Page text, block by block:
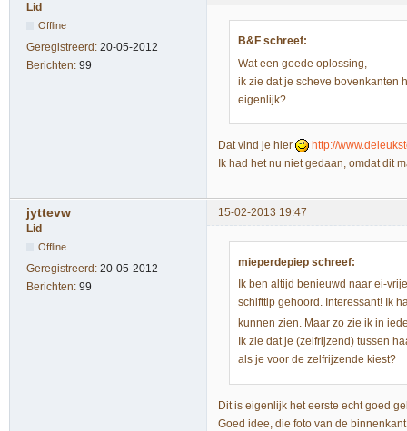
Lid
Offline
Geregistreerd: 20-05-2012
Berichten: 99
B&F schreef:
Wat een goede oplossing,
ik zie dat je scheve bovenkanten
eigenlijk?
Dat vind je hier
http://
Ik had het nu niet gedaan, omdat dit
jyttevw
15-02-2013 19:47
Lid
Offline
Geregistreerd: 20-05-2012
Berichten: 99
mieperdepiep schreef:
Ik ben altijd benieuwd naar ei-
schifttip gehoord. Interessant! Ik
kunnen zien. Maar zo zie ik in
Ik zie dat je (zelfrijzend) tussen
als je voor de zelfrijzende kiest?
Dit is eigenlijk het eerste echt goed
Goed idee, die foto van de